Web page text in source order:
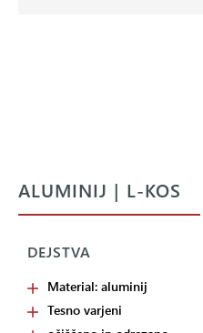
ALUMINIJ | L-KOS
DEJSTVA
Material: aluminij
Tesno varjeni